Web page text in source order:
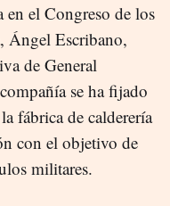
en el Congreso de los
Ángel Escribano,
de General
se ha fijado
fábrica de calderería
con el objetivo de
militares.